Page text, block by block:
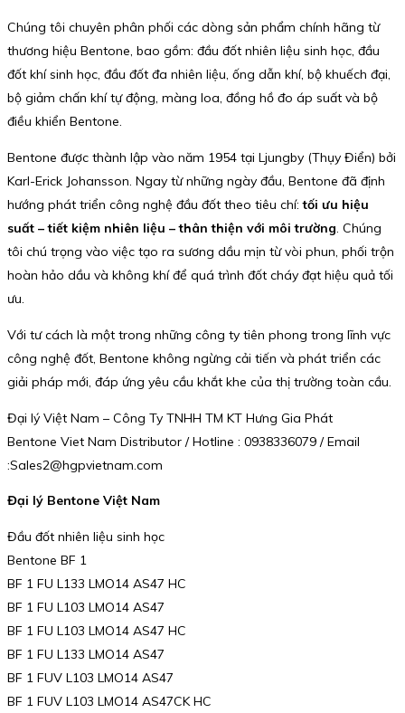
Chúng tôi chuyên phân phối các dòng sản phẩm chính hãng từ
thương hiệu Bentone, bao gồm: đầu đốt nhiên liệu sinh học, đầu
đốt khí sinh học, đầu đốt đa nhiên liệu, ống dẫn khí, bộ khuếch đại,
bộ giảm chấn khí tự động, màng loa, đồng hồ đo áp suất và bộ
điều khiển Bentone.
Bentone được thành lập vào năm 1954 tại Ljungby (Thụy Điển) bởi
Karl-Erick Johansson. Ngay từ những ngày đầu, Bentone đã định
hướng phát triển công nghệ đầu đốt theo tiêu chí:tối ưu hiệu
suất – tiết kiệm nhiên liệu – thân thiện với môi trường. Chúng
tôi chú trọng vào việc tạo ra sương dầu mịn từ vòi phun, phối trộn
hoàn hảo dầu và không khí để quá trình đốt cháy đạt hiệu quả tối
ưu.
Với tư cách là một trong những công ty tiên phong trong lĩnh vực
công nghệ đốt, Bentone không ngừng cải tiến và phát triển các
giải pháp mới, đáp ứng yêu cầu khắt khe của thị trường toàn cầu.
Đại lý Việt Nam – Công Ty TNHH TM KT Hưng Gia Phát
Bentone Viet Nam Distributor / Hotline : 0938336079 / Email
:Sales2@hgpvietnam.com
Đại lý Bentone Việt Nam
Đầu đốt nhiên liệu sinh học
Bentone BF 1
BF 1 FU L133 LMO14 AS47 HC
BF 1 FU L103 LMO14 AS47
BF 1 FU L103 LMO14 AS47 HC
BF 1 FU L133 LMO14 AS47
BF 1 FUV L103 LMO14 AS47
BF 1 FUV L103 LMO14 AS47CK HC